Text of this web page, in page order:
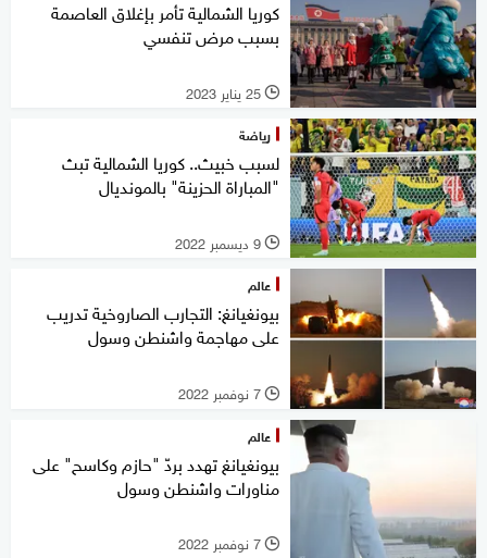
كوريا الشمالية تأمر بإغلاق العاصمة
بسبب مرض تنفسي
l 25 يناير 2023
رياضة
لسبب خبيث.. كوريا الشمالية تبث
"المباراة الحزينة" بالمونديال
l 9 ديسمبر 2022
عالم
بيونغيانغ: التجارب الصاروخية تدريب
على مهاجمة واشنطن وسول
l 7 نوفمبر 2022
عالم
بيونغيانغ تهدد بردّ "حازم وكاسح" على
مناورات واشنطن وسول
l 7 نوفمبر 2022